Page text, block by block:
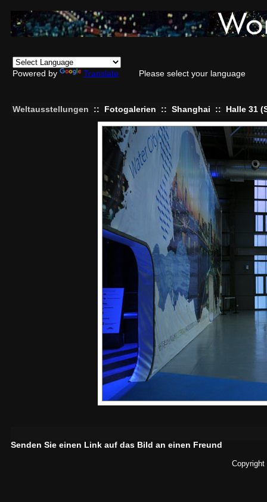
Powered by Translate Please select your language
Weltausstellungen :: Fotogalerien :: Shanghai :: Halle 31
Senden Sie einen Link auf das Bild an einen Freund